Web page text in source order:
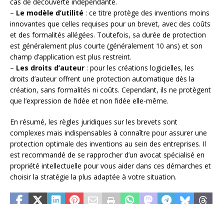
– Le modèle d’utilité : ce titre protège des inventions moins
innovantes que celles requises pour un brevet, avec des coûts
et des formalités allégées. Toutefois, sa durée de protection
est généralement plus courte (généralement 10 ans) et son
champ d’application est plus restreint.
– Les droits d’auteur : pour les créations logicielles, les
droits d’auteur offrent une protection automatique dès la
création, sans formalités ni coûts. Cependant, ils ne protègent
que l’expression de l’idée et non l’idée elle-même.
En résumé, les règles juridiques sur les brevets sont
complexes mais indispensables à connaître pour assurer une
protection optimale des inventions au sein des entreprises. Il
est recommandé de se rapprocher d’un avocat spécialisé en
propriété intellectuelle pour vous aider dans ces démarches et
choisir la stratégie la plus adaptée à votre situation.